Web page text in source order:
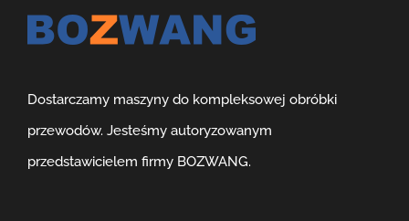
Dostarczamy maszyny do kompleksowej obróbki
przewodów. Jesteśmy autoryzowanym
przedstawicielem firmy BOZWANG.